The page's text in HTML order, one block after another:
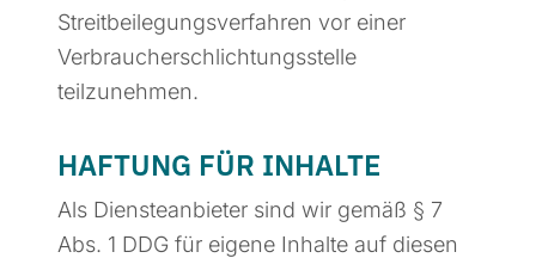
Streitbeilegungsverfahren vor einer
Verbraucherschlichtungsstelle
teilzunehmen.
HAFTUNG FÜR INHALTE
Als Diensteanbieter sind wir gemäß § 7
Abs. 1 DDG für eigene Inhalte auf diesen